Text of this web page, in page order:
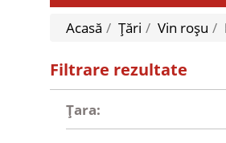
Acasă / Țări / Vin roșu /
Filtrare rezultate
Țara: